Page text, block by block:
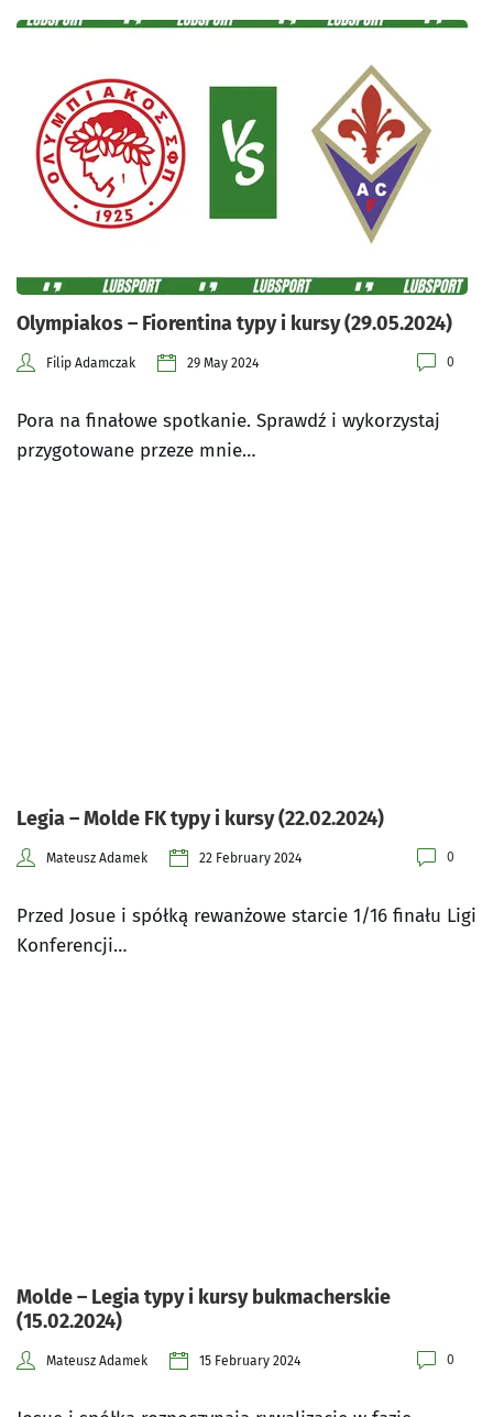
Olympiakos – Fiorentina typy i kursy (29.05.2024)
Filip Adamczak 29 May 2024 0
Pora na finałowe spotkanie. Sprawdź i wykorzystaj
przygotowane przeze mnie…
Legia – Molde FK typy i kursy (22.02.2024)
Mateusz Adamek 22 February 2024 0
Przed Josue i spółką rewanżowe starcie 1/16 finału Ligi
Konferencji…
Molde – Legia typy i kursy bukmacherskie
(15.02.2024)
Mateusz Adamek 15 February 2024 0